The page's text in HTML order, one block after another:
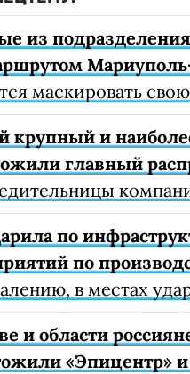
из
маскировать
крупный и
главный
по
по
в местах
и области
«Эпицентр»